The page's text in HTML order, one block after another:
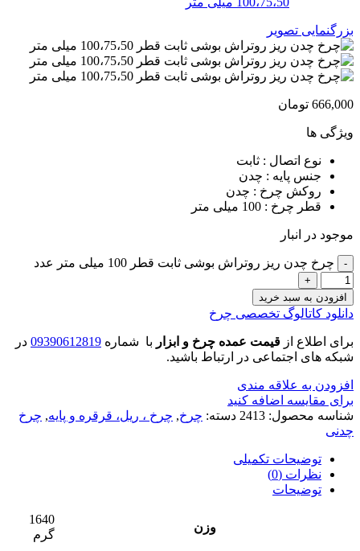
بزرگنمایی تصویر
666,000 تومان
ویژگی ها
نوع اتصال : ثابت
جنس پایه : چدن
روکش چرخ : چدن
قطر چرخ : 100 میلی متر
موجود در انبار
چرخ چدن ریز روتراش بوشی ثابت قطر 100 میلی متر عدد
افزودن به سبد خرید
دانلود کاتالوگ تخصصی چرخ
برای اطلاع از قیمت عمده چرخ و ابزار با شماره 09390612819 در
شبکه های اجتماعی در ارتباط باشید.
افزودن به علاقه مندی
برای مقایسه اضافه کنید
شناسه محصول: 2413 دسته: چرخ, چرخ ، ریل، قرقره و پایه, چرخ
چدنی
توضیحات تکمیلی
نظرات (0)
توضیحات
وزن
1640
گرم